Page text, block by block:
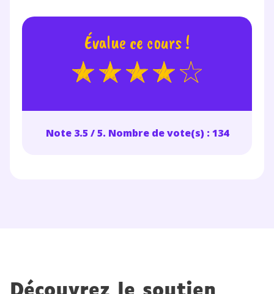
Évalue ce cours !
Note 3.5 / 5. Nombre de vote(s) : 134